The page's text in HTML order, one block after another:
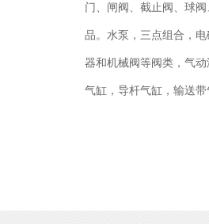
门、闸阀、截止阀、球
品。水泵，三点组合，
器和机械阀等阀类，气
气缸，导杆气缸，输送
筑面积11000m2，员工